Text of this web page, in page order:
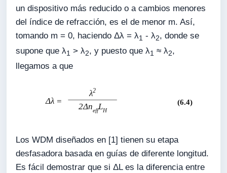
un dispositivo más reducido o a cambios menores
del índice de refracción, es el de menor m. Así,
tomando m = 0, haciendo Δλ = λ1 - λ2, donde se
supone que λ1 > λ2, y puesto que λ1 ≈ λ2,
llegamos a que
Los WDM diseñados en [1] tienen su etapa
desfasadora basada en guías de diferente longitud.
Es fácil demostrar que si ΔL es la diferencia entre